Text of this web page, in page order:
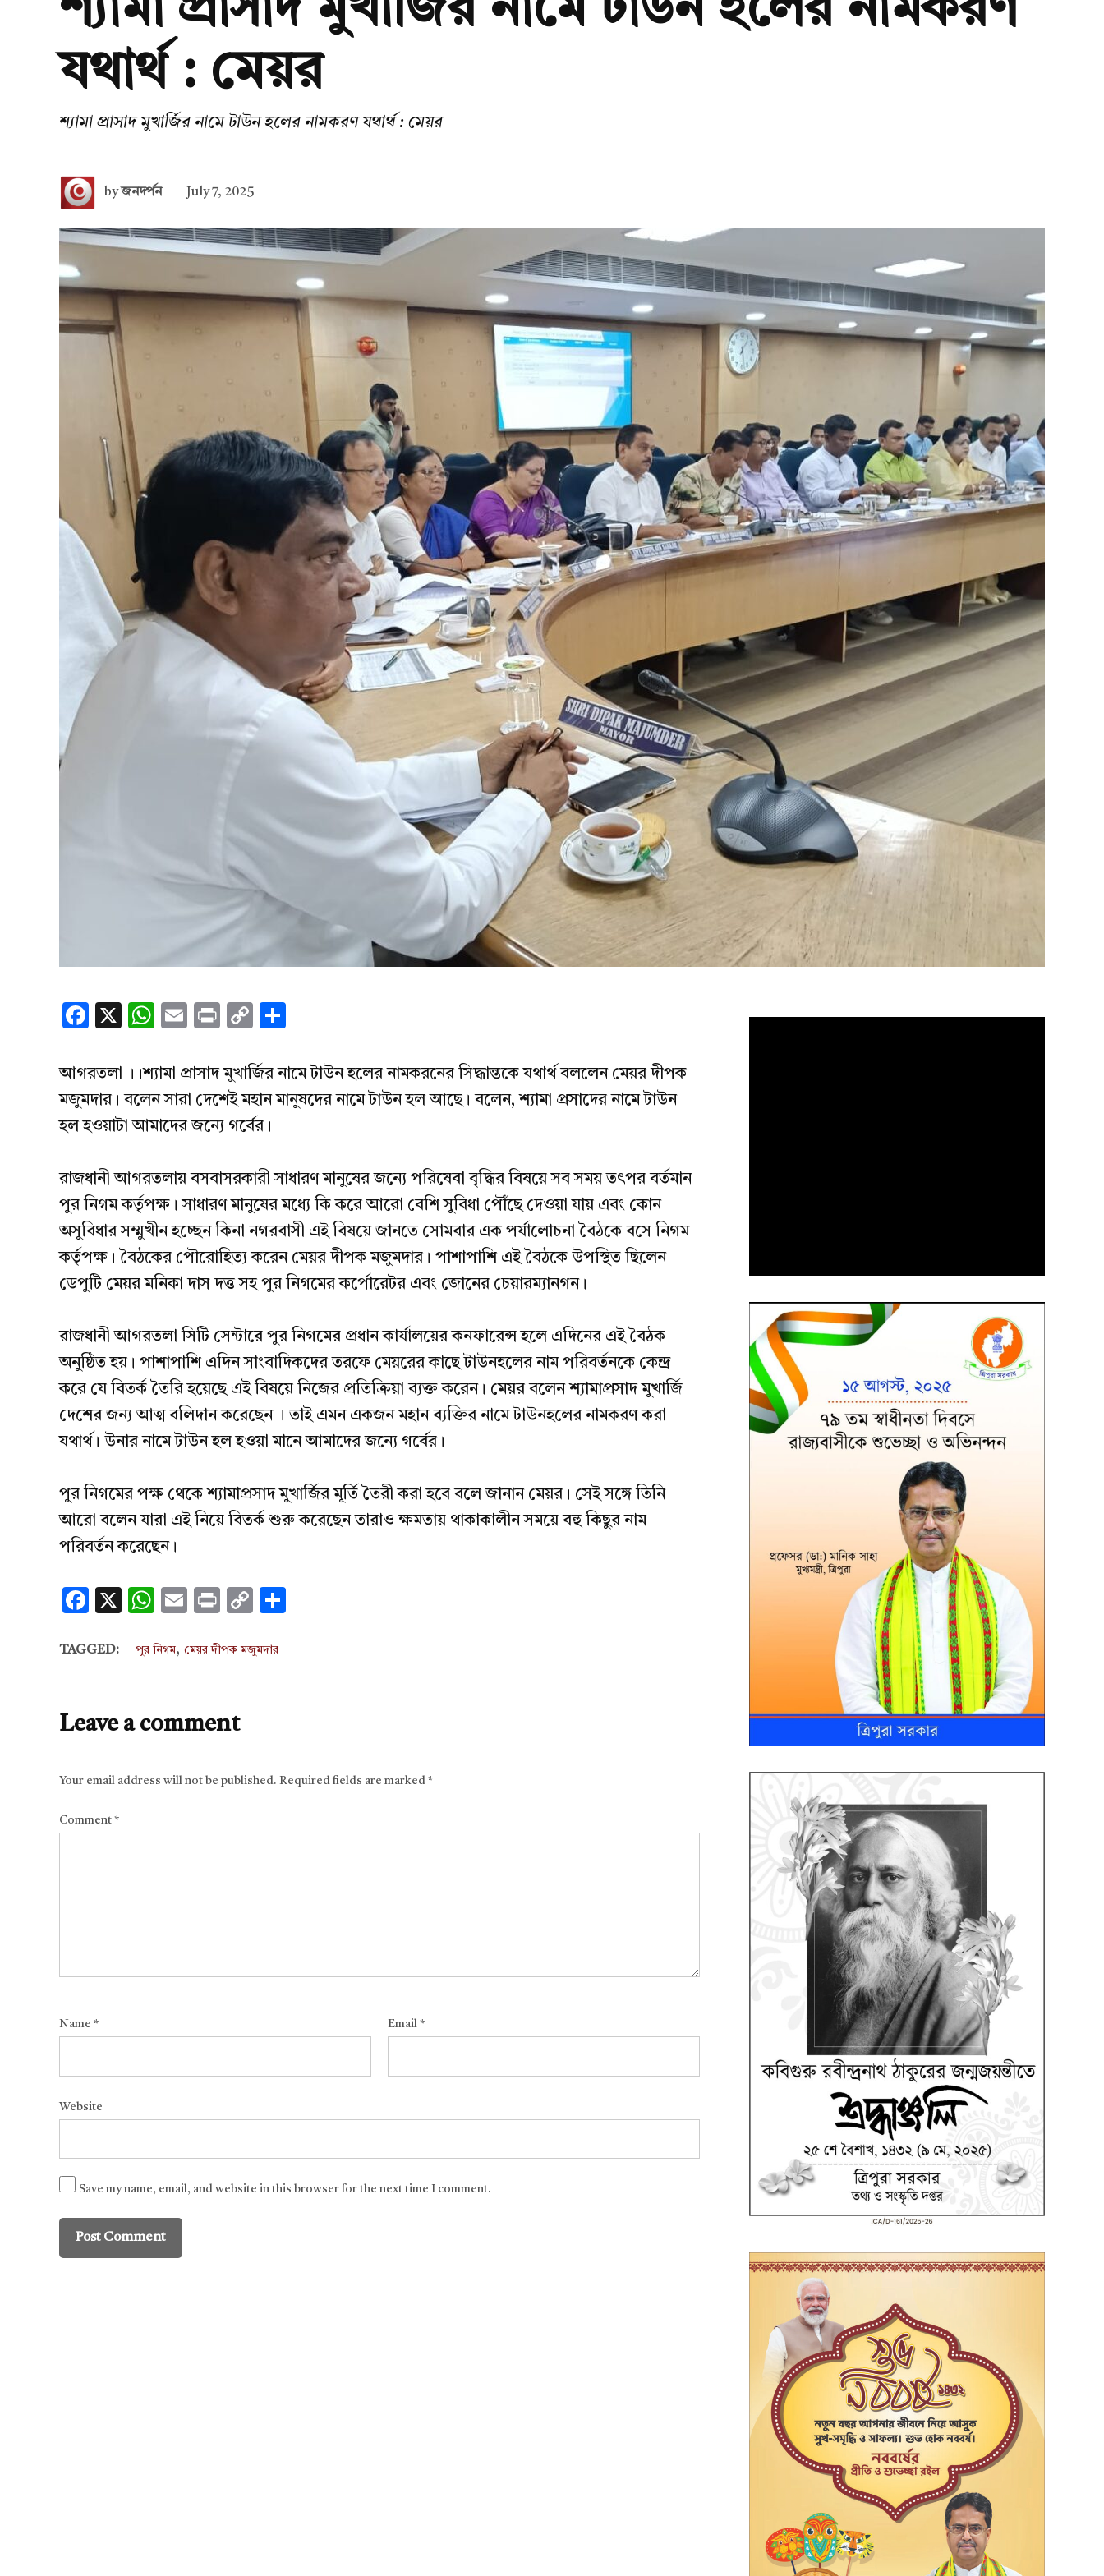
শ্যামা প্রাসাদ মুখার্জির নামে টাউন হলের নামকরণ
যথার্থ : মেয়র
শ্যামা প্রাসাদ মুখার্জির নামে টাউন হলের নামকরণ যথার্থ : মেয়র
byজনদর্পন July 7, 2025
Facebook
X WhatsApp
EmailPrintCopy
আগরতলা ।।শ্যামা প্রাসাদ মুখার্জির নামে টাউন হলের নামকরনের সিদ্ধান্তকে যথার্থ বললেন মেয়র দীপক
মজুমদার। বলেন সারা দেশেই মহান মানুষদের নামে টাউন হল আছে। বলেন, শ্যামা প্রসাদের নামে টাউন
হল হওয়াটা আমাদের জন্যে গর্বের।
রাজধানী আগরতলায় বসবাসরকারী সাধারণ মানুষের জন্যে পরিষেবা বৃদ্ধির বিষয়ে সব সময় তৎপর বর্তমান
পুর নিগম কর্তৃপক্ষ। সাধারণ মানুষের মধ্যে কি করে আরো বেশি সুবিধা পৌঁছে দেওয়া যায় এবং কোন
অসুবিধার সম্মুখীন হচ্ছেন কিনা নগরবাসী এই বিষয়ে জানতে সোমবার এক পর্যালোচনা বৈঠকে বসে নিগম
কর্তৃপক্ষ। বৈঠকের পৌরোহিত্য করেন মেয়র দীপক মজুমদার। পাশাপাশি এই বৈঠকে উপস্থিত ছিলেন
ডেপুটি মেয়র মনিকা দাস দত্ত সহ পুর নিগমের কর্পোরেটর এবং জোনের চেয়ারম্যানগন।
রাজধানী আগরতলা সিটি সেন্টারে পুর নিগমের প্রধান কার্যালয়ের কনফারেন্স হলে এদিনের এই বৈঠক
অনুষ্ঠিত হয়। পাশাপাশি এদিন সাংবাদিকদের তরফে মেয়রের কাছে টাউনহলের নাম পরিবর্তনকে কেন্দ্র
করে যে বিতর্ক তৈরি হয়েছে এই বিষয়ে নিজের প্রতিক্রিয়া ব্যক্ত করেন। মেয়র বলেন শ্যামাপ্রসাদ মুখার্জি
দেশের জন্য আত্ম বলিদান করেছেন । তাই এমন একজন মহান ব্যক্তির নামে টাউনহলের নামকরণ করা
যথার্থ। উনার নামে টাউন হল হওয়া মানে আমাদের জন্যে গর্বের।
পুর নিগমের পক্ষ থেকে শ্যামাপ্রসাদ মুখার্জির মূর্তি তৈরী করা হবে বলে জানান মেয়র। সেই সঙ্গে তিনি
আরো বলেন যারা এই নিয়ে বিতর্ক শুরু করেছেন তারাও ক্ষমতায় থাকাকালীন সময়ে বহু কিছুর নাম
পরিবর্তন করেছেন।
Facebook
X WhatsApp
EmailPrintCopy
TAGGED: পুর নিগম, মেয়র দীপক মজুমদার
Leave a comment
Your email address will not be published. Required fields are marked *
Comment *
Name * Email *
Website
Save my name, email, and website in this browser for the next time I comment.